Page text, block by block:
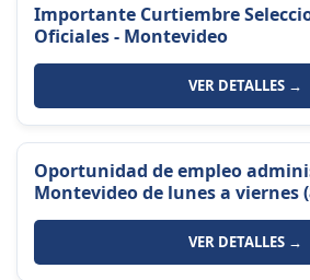
Importante Curtiembre
Oficiales - Montevideo
VER DETALLES →
Oportunidad de empleo
Montevideo de lunes a viernes
VER DETALLES →